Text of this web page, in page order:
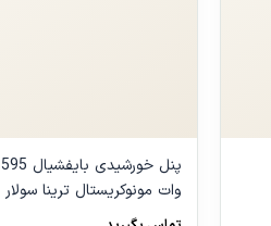
پنل خورشیدی بایفشیال 595
وات مونوکریستال ترینا سولار